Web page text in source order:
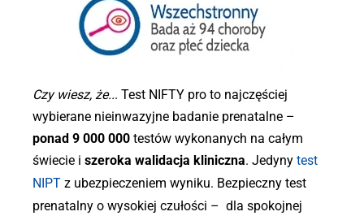
Czy wiesz, że... Test NIFTY pro to najczęściej
wybierane nieinwazyjne badanie prenatalne –
ponad 9 000 000 testów wykonanych na całym
świecie i szeroka walidacja kliniczna. Jedyny test
NIPT z ubezpieczeniem wyniku. Bezpieczny test
prenatalny o wysokiej czułości – dla spokojnej